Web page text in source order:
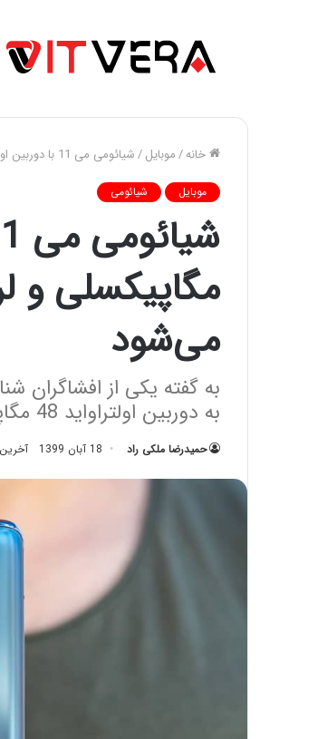
خانه/موبایل/شیائومی می 11 با دوربین اولتراواید 48 مگاپیکسلی و لرزشگیر قدرتمندتر عرضه می‌شود
موبایل شیائومی
مگاپیکسلی و
می‌شود
به گفته یکی از افشاگران
به دوربین اولتراواید 48 مگاپیکسلی و لرزشگیر قدرتمند تر مجهز می‌شود.
حمیدرضا ملکی راد 18 آبان 1399 آخرین به